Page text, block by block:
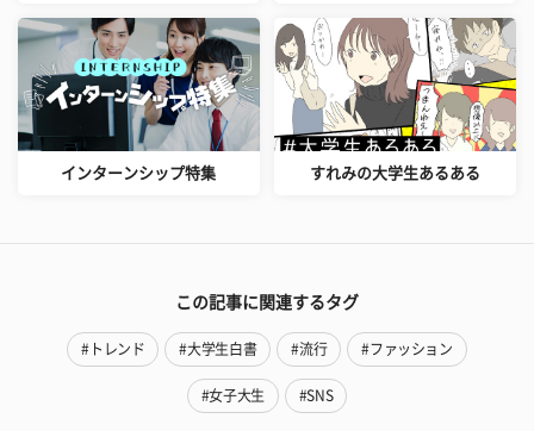
インターンシップ特集 すれみの大学生あるある
この記事に関連するタグ
#トレンド #大学生白書 #流行 #ファッション
#女子大生 #SNS